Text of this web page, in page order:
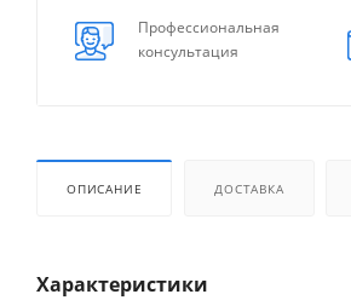
Профессиональная
консультация
ОПИСАНИЕ ДОСТАВКА
Характеристики